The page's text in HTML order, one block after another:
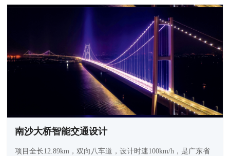
南沙大桥智能交通设计
项目全长12.89km，双向八车道，设计时速100km/h，是广东省